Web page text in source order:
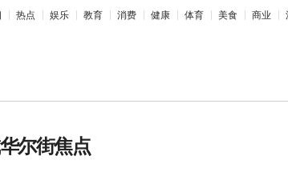
热点 娱乐 教育 消费 健康 体育 美食 商业
尔街焦点